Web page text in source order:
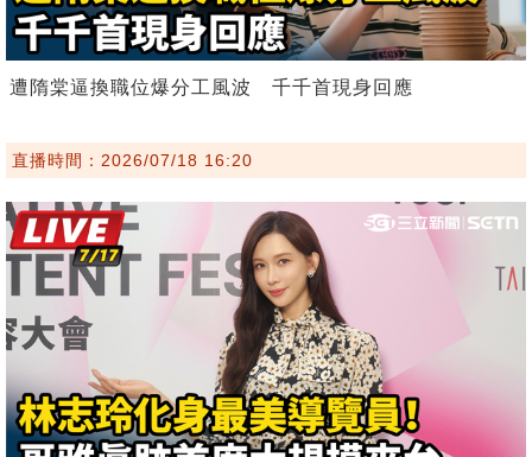
遭隋棠逼換職位爆分工風波 千千首現身回應
直播時間：2026/07/18 16:20